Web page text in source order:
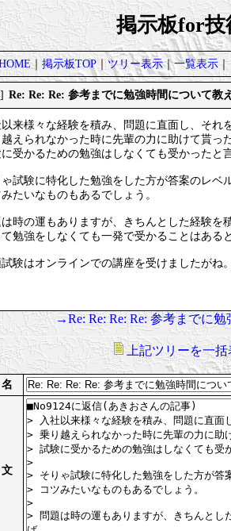
掲示板for技
｜掲示板TOP｜ツリー表示｜一覧表示｜
Re: Re: Re: 参考までに勉強時間について教
以来様々な経験を積み、問題に直面し、それ
えられなかった時に先輩の力に助けて貰っ
受かるための勉強はしなくても受かったと
ゃ試験に特化した勉強をした方が答案のレベ
みたいなものもあるでしょう。
は時の運もありますが、きちんとした経験
勉強をしなくても一発で受かることはある
試験はオンラインでの講座を受けましたがね
→Re: Re: Re: Re: 参考までに
上記ツリーを一括